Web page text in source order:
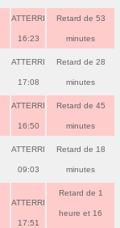
ATTERRI
16:23
Retard de 53
minutes
ATTERRI
17:08
Retard de 28
minutes
ATTERRI
16:50
Retard de 45
minutes
ATTERRI
09:03
Retard de 18
minutes
ATTERRI
17:51
Retard de 1
heure et 16